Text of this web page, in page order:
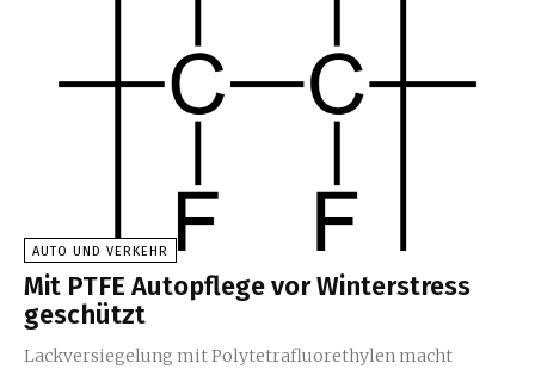
AUTO UND VERKEHR
Mit PTFE Autopflege vor Winterstress
geschützt
Lackversiegelung mit Polytetrafluorethylen macht